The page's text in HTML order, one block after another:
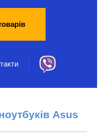
Asus